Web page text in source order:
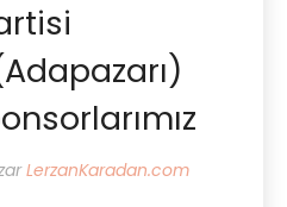
LerzanKaradan.com